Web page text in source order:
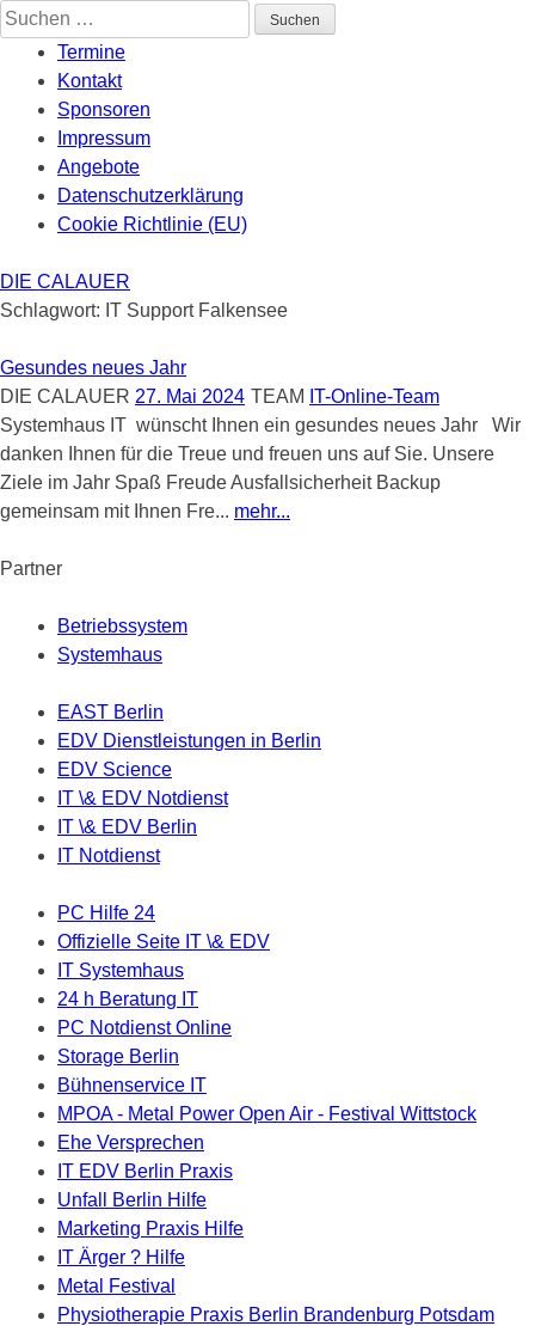
Skip
to
content
Suchen
nach:
Termine
Kontakt
Sponsoren
Impressum
Angebote
Datenschutzerklärung
Cookie Richtlinie (EU)
DIE CALAUER
Schlagwort: IT Support Falkensee
Gesundes neues Jahr
DIE CALAUER 27. Mai 2024 TEAM IT-Online-Team
Systemhaus IT wünscht Ihnen ein gesundes neues Jahr Wir
danken Ihnen für die Treue und freuen uns auf Sie. Unsere
Ziele im Jahr Spaß Freude Ausfallsicherheit Backup
gemeinsam mit Ihnen Fre... mehr...
Partner
Betriebssystem
Systemhaus
EAST Berlin
EDV Dienstleistungen in Berlin
EDV Science
IT \& EDV Notdienst
IT \& EDV Berlin
IT Notdienst
PC Hilfe 24
Offizielle Seite IT \& EDV
IT Systemhaus
24 h Beratung IT
PC Notdienst Online
Storage Berlin
Bühnenservice IT
MPOA - Metal Power Open Air - Festival Wittstock
Ehe Versprechen
IT EDV Berlin Praxis
Unfall Berlin Hilfe
Marketing Praxis Hilfe
IT Ärger ? Hilfe
Metal Festival
Physiotherapie Praxis Berlin Brandenburg Potsdam